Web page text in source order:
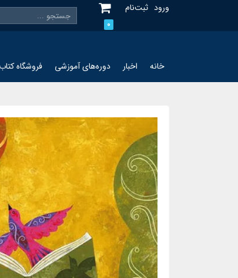
ورود ثبت‌نام
0
خانه اخبار دوره‌های آموزشی فروشگاه کتاب